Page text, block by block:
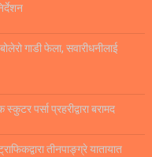
गाडी फेला, सवारीधनीलाई
पर्सा प्रहरीद्वारा बरामद
तीनपाङ्ग्रे यातायात